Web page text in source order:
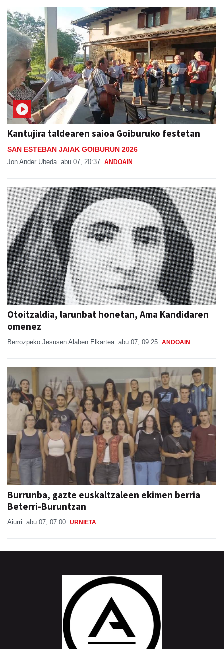
Kantujira taldearen saioa Goiburuko festetan
SAN ESTEBAN JAIAK GOIBURUN 2026
Jon Ander Ubeda abu 07, 20:37 ANDOAIN
Otoitzaldia, larunbat honetan, Ama Kandidaren
omenez
Berrozpeko Jesusen Alaben Elkartea abu 07, 09:25 ANDOAIN
Burrunba, gazte euskaltzaleen ekimen berria
Beterri-Buruntzan
Aiurri abu 07, 07:00 URNIETA